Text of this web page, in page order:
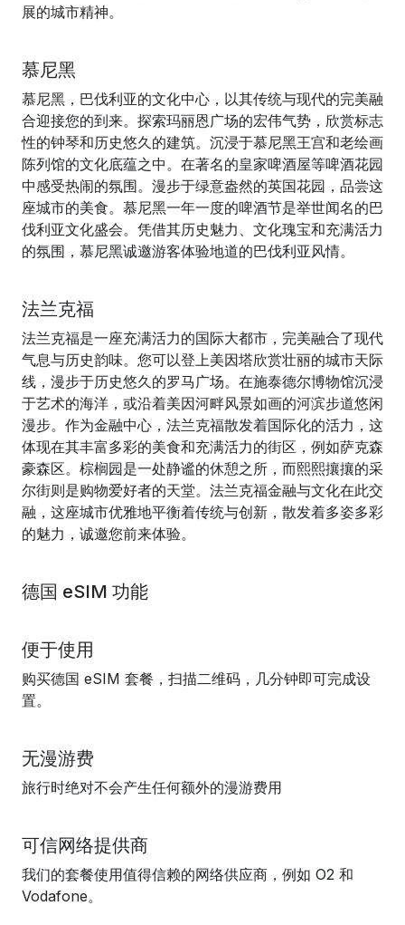
展的城市精神。
慕尼黑
慕尼黑，巴伐利亚的文化中心，以其传统与现代的完美融
合迎接您的到来。探索玛丽恩广场的宏伟气势，欣赏标志
性的钟琴和历史悠久的建筑。沉浸于慕尼黑王宫和老绘画
陈列馆的文化底蕴之中。在著名的皇家啤酒屋等啤酒花园
中感受热闹的氛围。漫步于绿意盎然的英国花园，品尝这
座城市的美食。慕尼黑一年一度的啤酒节是举世闻名的巴
伐利亚文化盛会。凭借其历史魅力、文化瑰宝和充满活力
的氛围，慕尼黑诚邀游客体验地道的巴伐利亚风情。
法兰克福
法兰克福是一座充满活力的国际大都市，完美融合了现代
气息与历史韵味。您可以登上美因塔欣赏壮丽的城市天际
线，漫步于历史悠久的罗马广场。在施泰德尔博物馆沉浸
于艺术的海洋，或沿着美因河畔风景如画的河滨步道悠闲
漫步。作为金融中心，法兰克福散发着国际化的活力，这
体现在其丰富多彩的美食和充满活力的街区，例如萨克森
豪森区。棕榈园是一处静谧的休憩之所，而熙熙攘攘的采
尔街则是购物爱好者的天堂。法兰克福金融与文化在此交
融，这座城市优雅地平衡着传统与创新，散发着多姿多彩
的魅力，诚邀您前来体验。
德国 eSIM 功能
便于使用
购买德国 eSIM 套餐，扫描二维码，几分钟即可完成设
置。
无漫游费
旅行时绝对不会产生任何额外的漫游费用
可信网络提供商
我们的套餐使用值得信赖的网络供应商，例如 O2 和
Vodafone。